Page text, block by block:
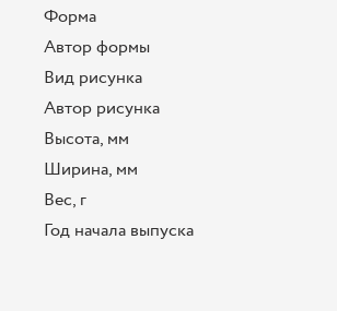
Форма
Автор формы
Вид рисунка
Автор рисунка
Высота, мм
Ширина, мм
Вес, г
Год начала выпуска